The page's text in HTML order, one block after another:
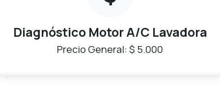
Diagnóstico Motor A/C Lavadora
Precio General: $ 5.000